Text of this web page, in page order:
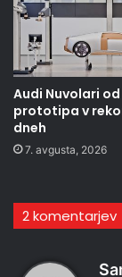
Audi Nuvolari
prototipa v
dneh
7. avgusta, 2026
2 komentarjev